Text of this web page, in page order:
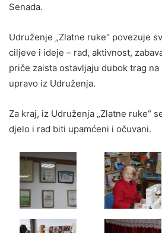
Senada.
Udruženje „Zlatne ruke“ povezuje
ciljeve i ideje – rad, aktivnost,
priče zaista ostavljaju dubok trag na
upravo iz Udruženja.
Za kraj, iz Udruženja „Zlatne ruke“
djelo i rad biti upamćeni i očuvani.